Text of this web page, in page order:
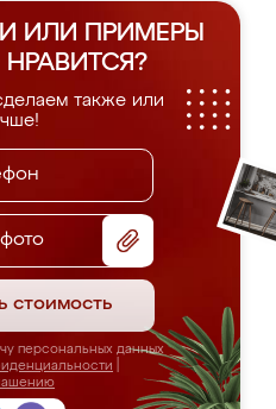
ИЛИ ПРИМЕРЫ
НРАВИТСЯ?
также или
стоимость
персональных данных